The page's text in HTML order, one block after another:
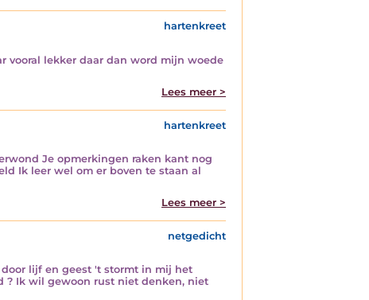
hartenkreet
vooral lekker daar dan word mijn woede
Lees meer >
hartenkreet
Je opmerkingen raken kant nog
Ik leer wel om er boven te staan al
Lees meer >
netgedicht
lijf en geest 't stormt in mij het
? Ik wil gewoon rust niet denken, niet